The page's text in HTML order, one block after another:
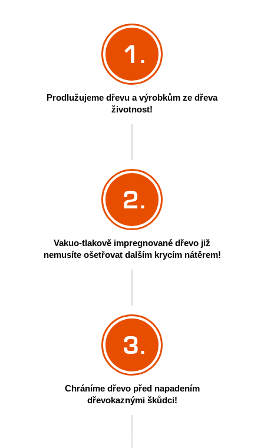
1.
Prodlužujeme dřevu a výrobkům ze dřeva
životnost!
2.
Vakuo-tlakově impregnované dřevo již
nemusíte ošetřovat dalším krycím nátěrem!
3.
Chráníme dřevo před napadením
dřevokaznými škůdci!